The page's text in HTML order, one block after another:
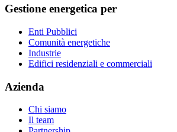
Gestione energetica per
Enti Pubblici
Comunità energetiche
Industrie
Edifici residenziali e commerciali
Azienda
Chi siamo
Il team